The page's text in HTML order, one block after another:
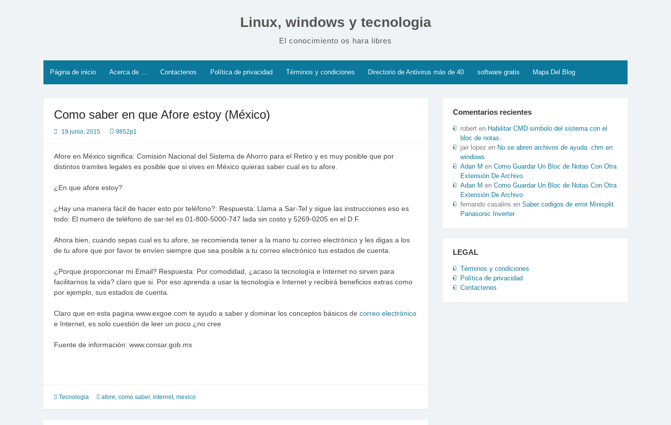
Linux, windows y tecnologia
El conocimiento os hara libres
Página de inicio Acerca de … Contactenos Política de privacidad Términos y condiciones Directorio de Antivirus más de 40 software gratis Mapa Del Blog
Como saber en que Afore estoy (México)
19 junio, 2015 9852p1
Afore en México significa: Comisión Nacional del Sistema de Ahorro para el Retiro y es muy posible que por
distintos tramites legales es posible que si vives en México quieras saber cual es tu afore.
¿En que afore estoy?
¿Hay una manera fácil de hacer esto por teléfono?: Respuesta: Llama a Sar-Tel y sigue las instrucciones eso es
todo: El numero de teléfono de sar-tel es 01-800-5000-747 lada sin costo y 5269-0205 en el D.F.
Ahora bien, cuando sepas cual es tu afore, se recomienda tener a la mano tu correo electrónico y les digas a los
de tu afore que por favor te envíen siempre que sea posible a tu correo electrónico tus estados de cuenta.
¿Porque proporcionar mi Email? Respuesta: Por comodidad, ¿acaso la tecnología e Internet no sirven para
facilitarnos la vida? claro que si. Por eso aprenda a usar la tecnología e Internet y recibirá beneficios extras como
por ejemplo, sus estados de cuenta.
Claro que en esta pagina www.exgoe.com te ayudo a saber y dominar los conceptos básicos de correo electrónico
e Internet, es solo cuestión de leer un poco ¿no cree
Fuente de información: www.consar.gob.mx
Tecnologia afore, como saber, internet, mexico
Comentarios recientes
roberten Habilitar CMD simbolo del sistema con el
bloc de notas.
jair lopez en No se abren archivos de ayuda .chm en
windows
Adan M en Como Guardar Un Bloc de Notas Con Otra
Extensión De Archivo
Adan M en Como Guardar Un Bloc de Notas Con Otra
Extensión De Archivo
fernando casalins en Saber codigos de error Minisplit
Panasonic Inverter
LEGAL
Términos y condiciones
Política de privacidad
Contactenos